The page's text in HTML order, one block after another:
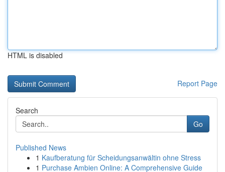
HTML is disabled
Report Page
Search
Go
Published News
1 Kaufberatung für Scheidungsanwältin ohne Stress
1 Purchase Ambien Online: A Comprehensive Guide